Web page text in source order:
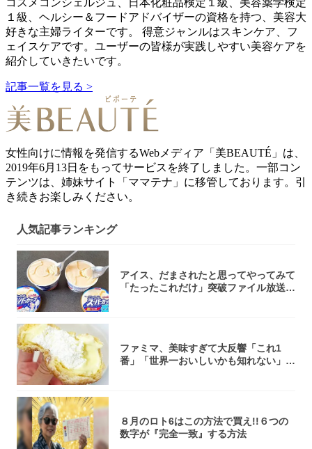
コスメコンシェルジュ、日本化粧品検定１級、美容薬学検定
１級、ヘルシー＆フードアドバイザーの資格を持つ、美容大
好きな主婦ライターです。 得意ジャンルはスキンケア、フ
ェイスケアです。ユーザーの皆様が実践しやすい美容ケアを
紹介していきたいです。
記事一覧を見る >
女性向けに情報を発信するWebメディア「美BEAUTÉ」は、
2019年6月13日をもってサービスを終了しました。一部コン
テンツは、姉妹サイト「ママテナ」に移管しております。引
き続きお楽しみください。
人気記事ランキング
アイス、だまされたと思ってやってみて
「たったこれだけ」突破ファイル放送で
ファミマ、美味すぎて大反響「これ1
番」「世界一おいしいかも知れない」
８月のロト6はこの方法で買え!!６つの
数字が『完全一致』する方法